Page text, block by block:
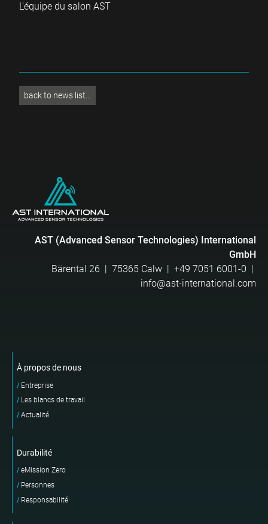
L'équipe du salon AST
back to news list...
AST (Advanced Sensor Technologies) International
GmbH
Bärental 26 | 75365 Calw | +49 7051 6001-0 |
info@ast-international.com
À propos de nous
Entreprise
Les blancs de travail
Actualité
Durabilité
eMission Zero
Personnes
Responsabilité